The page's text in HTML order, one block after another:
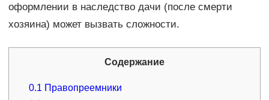
оформлении в наследство дачи (после смерти
хозяина) может вызвать сложности.
Содержание
0.1 Правопреемники